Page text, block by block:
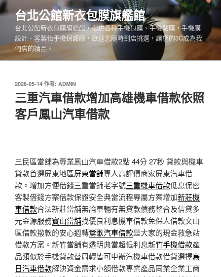
跳
至
內
台北公館新衣包膜旗艦館
台北公館新衣包膜旗艦館，提供各種手機包膜、手機貼膜，手機膜
設計、客製化手機保護膜，歡迎您隨時到店挑選，讓您的3C成為我
們店的精品。
發
佈
於
2026-05-14 作者: ADMIN
三重汽車借款增加高雄機車借款依照
客戶鳳山汽車借款
三民區當舖為專業鳳山汽車借款2點 44分 27秒 貸款與機車
貸款首選屏東地區屏東當舖專人高評價商家屏東汽車借
款。增加方便借錢三重當鋪老字號三重機車借款低息保密
客製借錢方案借款保證安全典當流程專屬方案增加新莊機
車借款合法新莊當舖無論車輛有無貸款債務整合及信貸多
元金源服務寶山當舖找優良利息機車借款免保人借款文山
區借款撥款的安心週轉鶯歌汽車借款是大家的現金救急站
借款方案。新竹當舖有透明典當超低利息新竹手機借款產
品類似於手機貸款替周轉皆可申辦汽機車借款借貸選擇烏
日汽車借款解決資金需求小額借款專業產品同業企業工商